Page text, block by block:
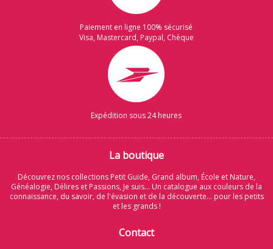
Paiement en ligne 100% sécurisé
Visa, Mastercard, Paypal, Chèque
Expédition sous 24 heures
La boutique
Découvrez nos collections Petit Guide, Grand album, École et Nature,
Généalogie, Délires et Passions, Je suis... Un catalogue aux couleurs de la
connaissance, du savoir, de l'évasion et de la découverte... pour les petits
et les grands !
Contact